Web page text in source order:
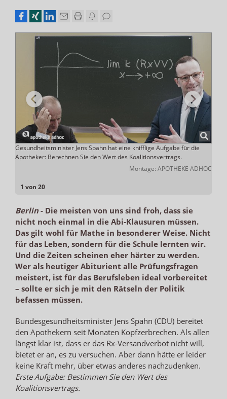
1 von 20
Gesundheitsminister Jens Spahn hat eine knifflige Aufgabe für die
Apotheker: Berechnen Sie den Wert des Koalitionsvertrags.
Montage: APOTHEKE ADHOC
Berlin- Die meisten von uns sind froh, dass sie
nicht noch einmal in die Abi-Klausuren müssen.
Das gilt wohl für Mathe in besonderer Weise. Nicht
für das Leben, sondern für die Schule lernten wir.
Und die Zeiten scheinen eher härter zu werden.
Wer als heutiger Abiturient alle Prüfungsfragen
meistert, ist für das Berufsleben ideal vorbereitet
– sollte er sich je mit den Rätseln der Politik
befassen müssen.
Bundesgesundheitsminister Jens Spahn (CDU) bereitet
den Apothekern seit Monaten Kopfzerbrechen. Als allen
längst klar ist, dass er das Rx-Versandverbot nicht will,
bietet er an, es zu versuchen. Aber dann hätte er leider
keine Kraft mehr, über etwas anderes nachzudenken.
Erste Aufgabe: Bestimmen Sie den Wert des
Koalitionsvertrags.